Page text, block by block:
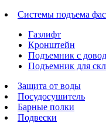
Системы подъема
Газлифт
Кронштейн
Подъемник с
Подъемник для
Защита от воды
Посудосушитель
Барные полки
Подвески